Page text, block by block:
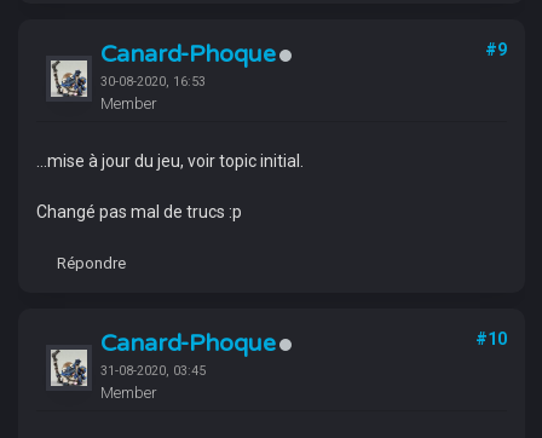
Canard-Phoque
30-08-2020, 16:53
Member
#9
...mise à jour du jeu, voir topic initial.
Changé pas mal de trucs :p
Répondre
Canard-Phoque
31-08-2020, 03:45
Member
#10